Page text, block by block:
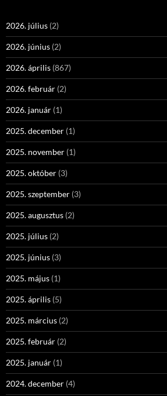
2026. július (2)
2026. június (2)
2026. április (867)
2026. február (2)
2026. január (1)
2025. december (1)
2025. november (1)
2025. október (3)
2025. szeptember (3)
2025. augusztus (2)
2025. július (2)
2025. június (3)
2025. május (1)
2025. április (5)
2025. március (2)
2025. február (2)
2025. január (1)
2024. december (4)